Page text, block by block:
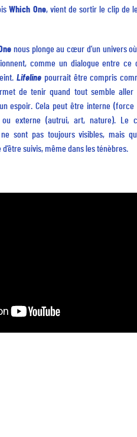
Which One, vient de sortir le clip de
nous plonge au cœur d’un univers
comme un dialogue entre ce
Lifeline pourrait être compris
de tenir quand tout semble aller
espoir. Cela peut être interne (force
externe (autrui, art, nature). Le
sont pas toujours visibles, mais
suivis, même dans les ténèbres.